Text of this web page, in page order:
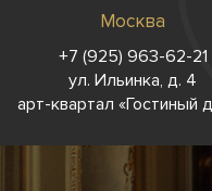
Москва
+7 (925) 963-62-21
ул. Ильинка, д. 4
арт-квартал «Гостиный